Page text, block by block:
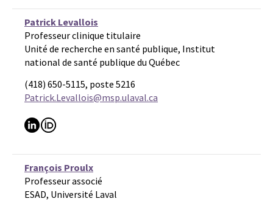
Patrick Levallois
Professeur clinique titulaire
Unité de recherche en santé publique, Institut
national de santé publique du Québec
(418) 650-5115, poste 5216
Patrick.Levallois@msp.ulaval.ca
François Proulx
Professeur associé
ESAD, Université Laval